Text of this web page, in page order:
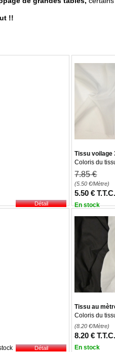
!!
Tissu voilage
Coloris du
7.85 €
(5.50€/Mètre)
5.50 € T.T.C.
En stock
Tissu au
Coloris du
(8.20€/Mètre)
8.20 € T.T.C.
En stock